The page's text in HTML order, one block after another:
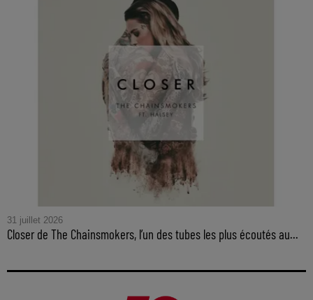
31 juillet 2026
Closer de The Chainsmokers, l’un des tubes les plus écoutés au...